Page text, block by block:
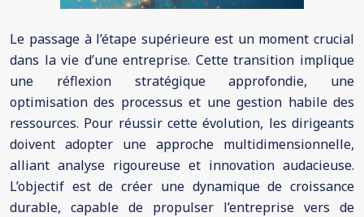
Le passage à l’étape supérieure est un moment crucial
dans la vie d’une entreprise. Cette transition implique
une réflexion stratégique approfondie, une
optimisation des processus et une gestion habile des
ressources. Pour réussir cette évolution, les dirigeants
doivent adopter une approche multidimensionnelle,
alliant analyse rigoureuse et innovation audacieuse.
L’objectif est de créer une dynamique de croissance
durable, capable de propulser l’entreprise vers de